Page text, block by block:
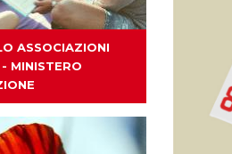
ASSOCIAZIONI
MINISTERO